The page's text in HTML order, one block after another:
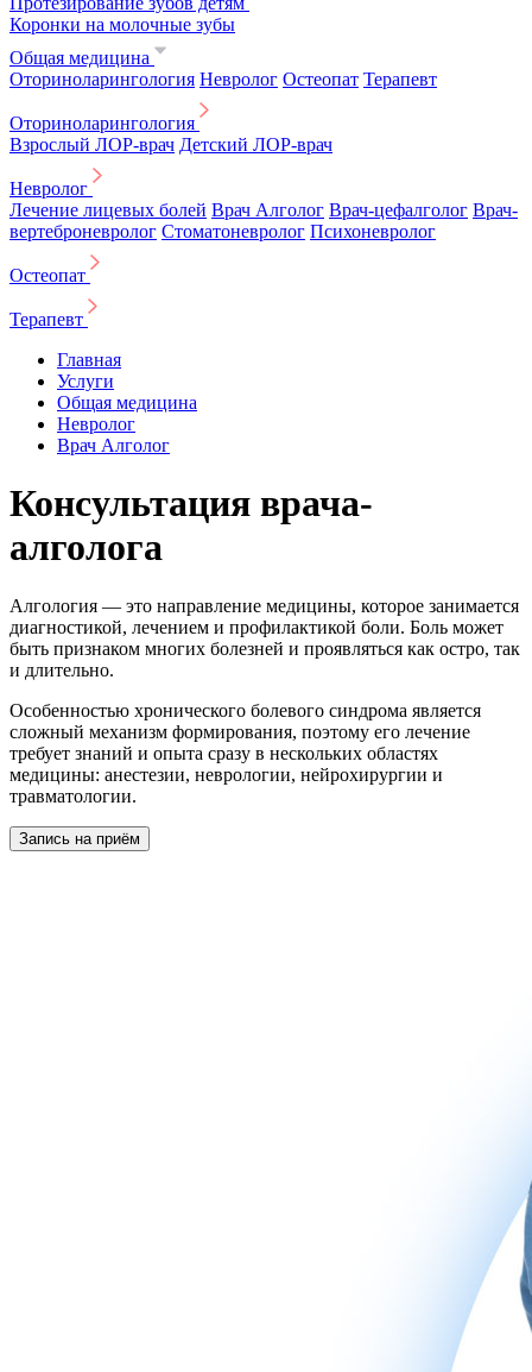
Коронки на молочные зубы
Общая медицина
Оториноларингология Невролог Остеопат Терапевт
Оториноларингология
Взрослый ЛОР-врач Детский ЛОР-врач
Невролог
Лечение лицевых болей Врач Алголог Врач-цефалголог Врач-
вертеброневролог Стоматоневролог Психоневролог
Остеопат
Терапевт
Главная
Услуги
Общая медицина
Невролог
Врач Алголог
Консультация врача-
алголога
Алгология — это направление медицины, которое занимается
диагностикой, лечением и профилактикой боли. Боль может
быть признаком многих болезней и проявляться как остро, так
и длительно.
Особенностью хронического болевого синдрома является
сложный механизм формирования, поэтому его лечение
требует знаний и опыта сразу в нескольких областях
медицины: анестезии, неврологии, нейрохирургии и
травматологии.
Запись на приём